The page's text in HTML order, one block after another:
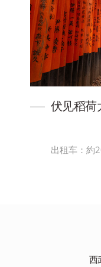
伏见稻荷
出租车：約
西